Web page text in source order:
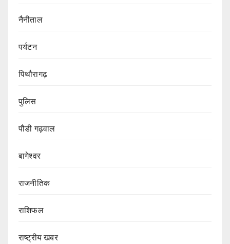
नैनीताल
पर्यटन
पिथौरागढ़
पुलिस
पौडी गढ़वाल
बागेश्वर
राजनीतिक
राशिफल
राष्ट्रीय खबर